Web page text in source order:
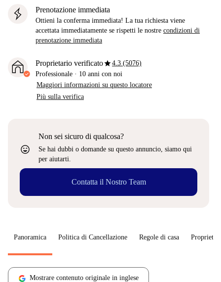
Prenotazione immediata
Ottieni la conferma immediata! La tua richiesta viene
accettata immediatamente se rispetti le nostre condizioni di
prenotazione immediata
Proprietario verificatostar4.3 (5076)
Professionale · 10 anni con noi
Maggiori informazioni su questo locatore
Più sulla verifica
sentiment_very_satisfied
Non sei sicuro di qualcosa?
Se hai dubbi o domande su questo annuncio, siamo qui
per aiutarti.
Contatta il Nostro Team
Panoramica Politica di Cancellazione Regole di casa
Mostrare contenuto originale in inglese